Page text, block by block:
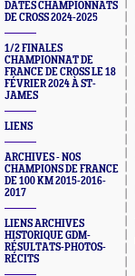
DATES CHAMPIONNATS
DE CROSS 2024-2025
1/2 FINALES
CHAMPIONNAT DE
FRANCE DE CROSS LE 18
FÉVRIER 2024 À ST-
JAMES
LIENS
ARCHIVES - NOS
CHAMPIONS DE FRANCE
DE 100 KM 2015-2016-
2017
LIENS ARCHIVES
HISTORIQUE GDM-
RÉSULTATS-PHOTOS-
RÉCITS